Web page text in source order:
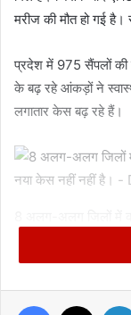
मरीज की मौत हो गई
प्रदेश में 975 सैंपलों की
के बढ़ रहे आंकड़ों ने
लगातार केस बढ़ रहे हैं।
मंगलवार यानि 4 अप्रैल
Facebook